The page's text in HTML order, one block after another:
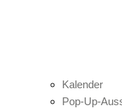
Kalender
Pop-Up-